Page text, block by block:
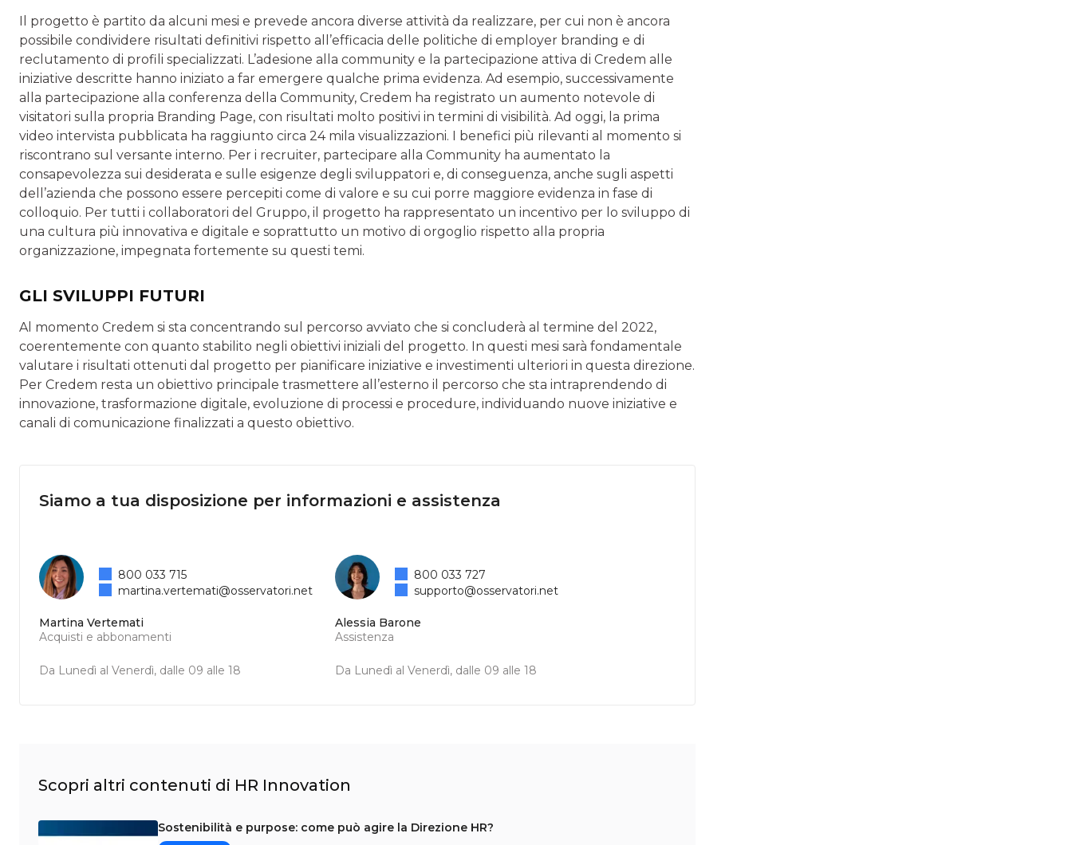
Il progetto è partito da alcuni mesi e prevede ancora diverse attività da realizzare, per cui non è ancora
possibile condividere risultati definitivi rispetto all’efficacia delle politiche di employer branding e di
reclutamento di profili specializzati. L’adesione alla community e la partecipazione attiva di Credem alle
iniziative descritte hanno iniziato a far emergere qualche prima evidenza. Ad esempio, successivamente
alla partecipazione alla conferenza della Community, Credem ha registrato un aumento notevole di
visitatori sulla propria Branding Page, con risultati molto positivi in termini di visibilità. Ad oggi, la prima
video intervista pubblicata ha raggiunto circa 24 mila visualizzazioni. I benefici più rilevanti al momento si
riscontrano sul versante interno. Per i recruiter, partecipare alla Community ha aumentato la
consapevolezza sui desiderata e sulle esigenze degli sviluppatori e, di conseguenza, anche sugli aspetti
dell’azienda che possono essere percepiti come di valore e su cui porre maggiore evidenza in fase di
colloquio. Per tutti i collaboratori del Gruppo, il progetto ha rappresentato un incentivo per lo sviluppo di
una cultura più innovativa e digitale e soprattutto un motivo di orgoglio rispetto alla propria
organizzazione, impegnata fortemente su questi temi.
GLI SVILUPPI FUTURI
Al momento Credem si sta concentrando sul percorso avviato che si concluderà al termine del 2022,
coerentemente con quanto stabilito negli obiettivi iniziali del progetto. In questi mesi sarà fondamentale
valutare i risultati ottenuti dal progetto per pianificare iniziative e investimenti ulteriori in questa direzione.
Per Credem resta un obiettivo principale trasmettere all’esterno il percorso che sta intraprendendo di
innovazione, trasformazione digitale, evoluzione di processi e procedure, individuando nuove iniziative e
canali di comunicazione finalizzati a questo obiettivo.
Siamo a tua disposizione per informazioni e assistenza
Martina Vertemati
Acquisti e abbonamenti
Da Lunedì al Venerdì, dalle 09 alle 18
800 033 715
martina.vertemati@osservatori.net
Alessia Barone
Assistenza
Da Lunedì al Venerdì, dalle 09 alle 18
800 033 727
supporto@osservatori.net
Scopri altri contenuti di HR Innovation
Sostenibilità e purpose: come può agire la Direzione HR?